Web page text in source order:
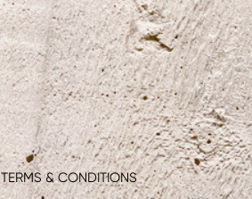
TERMS & CONDITIONS